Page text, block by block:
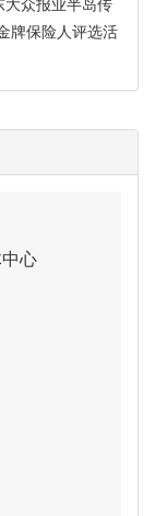
大众报业半岛传
牌保险人评选活
心